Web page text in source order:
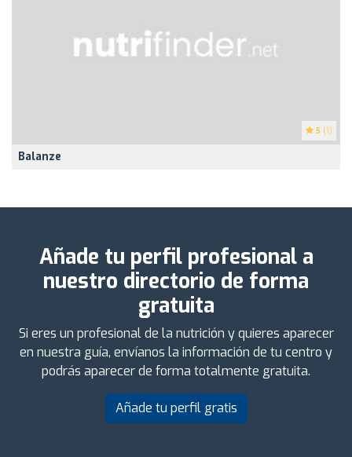
5 (1)
Balanze
Añade tu perfil profesional a
nuestro directorio de forma
gratuita
Si eres un profesional de la nutrición y quieres aparecer
en nuestra guía, envíanos la información de tu centro y
podrás aparecer de forma totalmente gratuita.
Añade tu perfil gratis